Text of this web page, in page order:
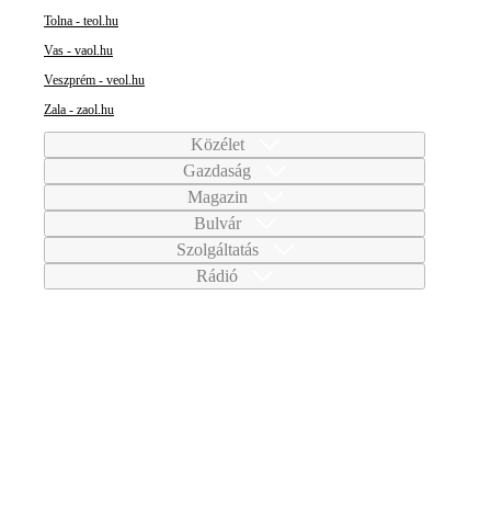
Tolna - teol.hu
Vas - vaol.hu
Veszprém - veol.hu
Zala - zaol.hu
Közélet
Gazdaság
Magazin
Bulvár
Szolgáltatás
Rádió